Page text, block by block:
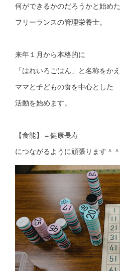
何ができるかのだろうかと始めた
フリーランスの管理栄養士。
来年１月から本格的に
「はれいろごはん」と名称をかえ
ママと子どもの食を中心とした
活動を始めます。
【食能】＝健康長寿
につながるように頑張ります＾＾